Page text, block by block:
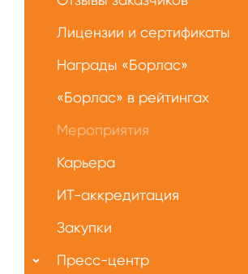
Лицензии и сертификаты
Награды «Борлас»
«Борлас» в рейтингах
Мероприятия
Карьера
ИТ-аккредитация
Закупки
Пресс-центр